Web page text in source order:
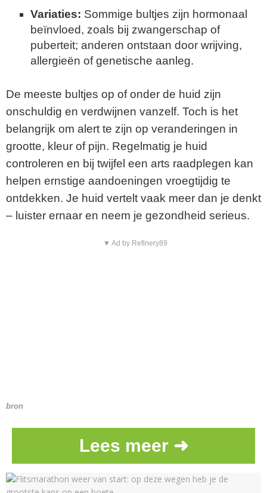
Variaties: Sommige bultjes zijn hormonaal
beïnvloed, zoals bij zwangerschap of
puberteit; anderen ontstaan door wrijving,
allergieën of genetische aanleg.
De meeste bultjes op of onder de huid zijn
onschuldig en verdwijnen vanzelf. Toch is het
belangrijk om alert te zijn op veranderingen in
grootte, kleur of pijn. Regelmatig je huid
controleren en bij twijfel een arts raadplegen kan
helpen ernstige aandoeningen vroegtijdig te
ontdekken. Je huid vertelt vaak meer dan je denkt
– luister ernaar en neem je gezondheid serieus.
▼ Ad by Refinery89
bron
Lees meer ➜